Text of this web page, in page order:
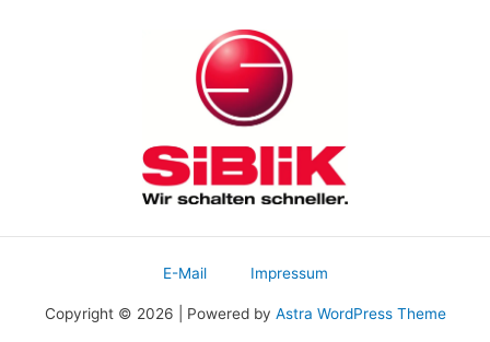
E-Mail Impressum
Copyright © 2026 | Powered by Astra WordPress Theme